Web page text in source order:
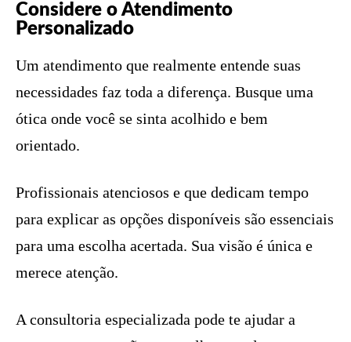
Considere o Atendimento
Personalizado
Um atendimento que realmente entende suas
necessidades faz toda a diferença. Busque uma
ótica onde você se sinta acolhido e bem
orientado.
Profissionais atenciosos e que dedicam tempo
para explicar as opções disponíveis são essenciais
para uma escolha acertada. Sua visão é única e
merece atenção.
A consultoria especializada pode te ajudar a